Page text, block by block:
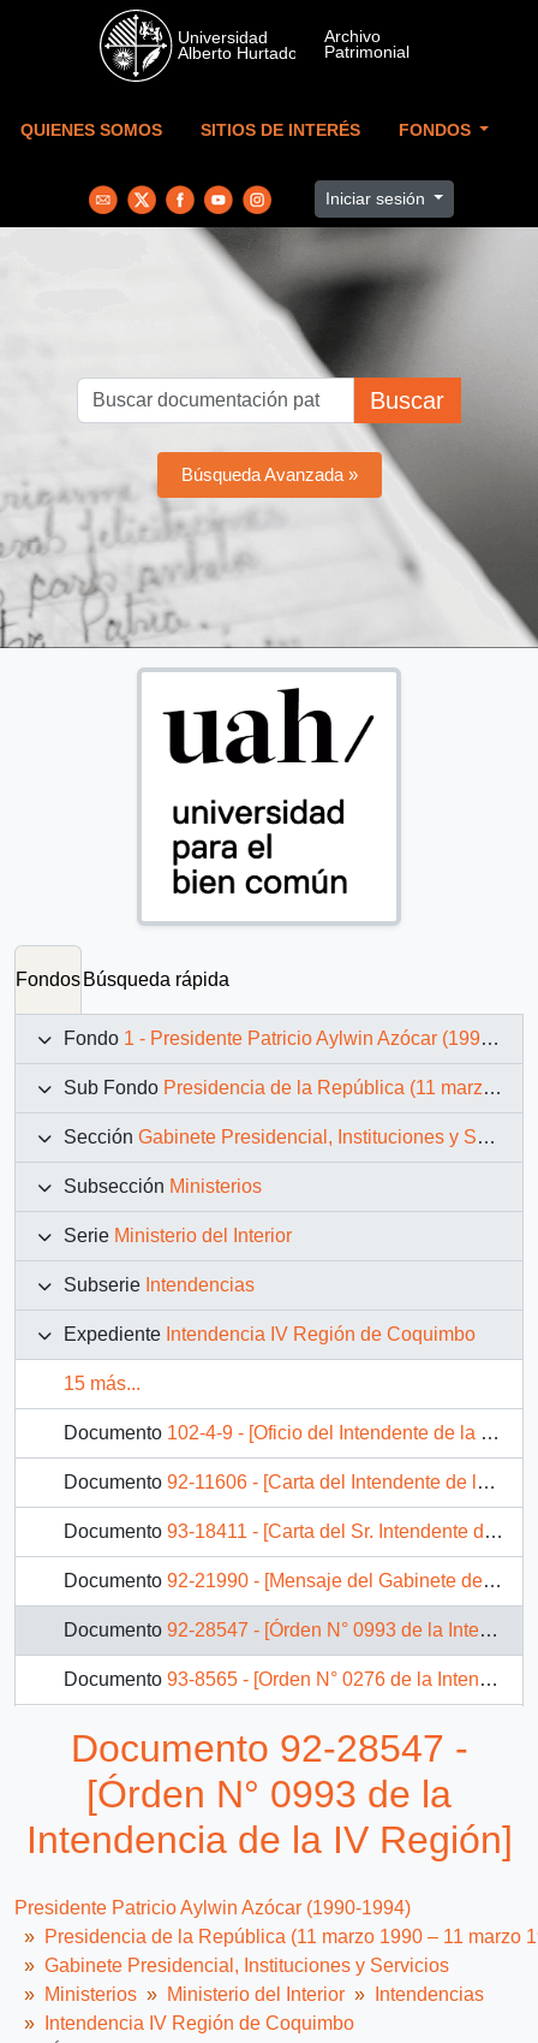
Skip to main content
QUIENES SOMOS SITIOS DE INTERÉS FONDOS
Iniciar sesión
Buscar
Búsqueda Avanzada »
Fondos Búsqueda rápida
Fondo 1 - Presidente Patricio Aylwin Azócar (1990-1994)
Sub Fondo Presidencia de la República (11 marzo 1990 – 11 marzo 1994)
Sección Gabinete Presidencial, Instituciones y Servicios
Subsección Ministerios
Serie Ministerio del Interior
Subserie Intendencias
Expediente Intendencia IV Región de Coquimbo
15 más...
Documento 102-4-9 - [Oficio del Intendente de la Región de Coquimbo mediante el cual informa acerca de proyectos sociales, económicos y obras de infraestructura sectorializado]
Documento 92-11606 - [Carta del Intendente de la IV Región dirigida al Presidente Patricio Aylwin, referente a solicitudes de organizaciones vecinales]
Documento 93-18411 - [Carta del Sr. Intendente de la Región de Coquimbo, da respuesta a solicitudes de los Pequeños Artesanos de la Piedra Combarbalita]
Documento 92-21990 - [Mensaje del Gabinete de la Intendencia de la Región de Coquimbo dirigido al Asesor Presidencial, Sr. Marcelo Trivelli]
Documento 92-28547 - [Órden N° 0993 de la Intendencia de la IV Región]
Documento 93-8565 - [Orden N° 0276 de la Intendencia de la IV Región]
Documento 92-3468 - [Carta del Jefe de Gabinete de la Presidencia a Intendente de la IV Región]
Documento 93-2153 - Remite listado de obras 1993
Documento 92-28547 -
[Órden N° 0993 de la
Intendencia de la IV Región]
Presidente Patricio Aylwin Azócar (1990-1994)
Presidencia de la República (11 marzo 1990 – 11 marzo
Gabinete Presidencial, Instituciones y Servicios
Ministerios
Ministerio del Interior
Intendencias
Intendencia IV Región de Coquimbo